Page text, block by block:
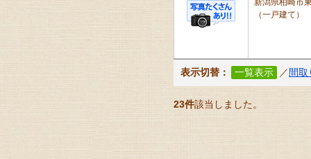
新潟県柏崎市
（一戸建て）
表示切替： 一覧表示 ／ 間取
23件該当しました。